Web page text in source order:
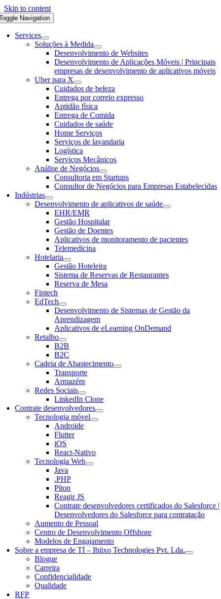
Skip to content
Navigation
Services
Soluções à Medida
Desenvolvimento de Websites
Desenvolvimento de Aplicações Móveis | Principais
empresas de desenvolvimento de aplicativos móveis
Uber para X
Cuidados de beleza
Entrega por correio expresso
Aptidão física
Entrega de Comida
Cuidados de saúde
Home Serviços
Serviços de lavandaria
Logística
Serviços Mecânicos
Análise de Negócios
Consultoria em Startups
Consultor de Negócios para Empresas Estabelecidas
Indústrias
Desenvolvimento de aplicativos de saúde
EHR/EMR
Gestão Hospitalar
Gestão de Doentes
Aplicativos de monitoramento de pacientes
Telemedicina
Hotelaria
Gestão Hoteleira
Sistema de Reservas de Restaurantes
Reserva de Mesa
Fintech
EdTech
Desenvolvimento de Sistemas de Gestão da
Aprendizagem
Aplicativos de eLearning OnDemand
Retalho
B2B
B2C
Cadeia de Abastecimento
Transporte
Armazém
Redes Sociais
LinkedIn Clone
Contrate desenvolvedores
Tecnologia móvel
Androide
Flutter
iOS
React-Nativo
Tecnologia Web
Java
.PHP
Píton
Reagir JS
Contrate desenvolvedores certificados do Salesforce |
Desenvolvedores do Salesforce para contratação
Aumento de Pessoal
Centro de Desenvolvimento Offshore
Modelos de Engajamento
Sobre a empresa de TI – Ibiixo Technologies Pvt. Lda.
Blogue
Carreira
Confidencialidade
Qualidade
RFP